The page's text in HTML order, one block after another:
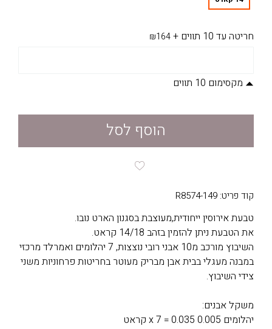
חריטה עד 10 תווים +
₪164
מקסימום 10 תווים
הוסף לסל
קוד פריט: R8574-149
טבעת אירוסין ייחודית,מעוצבת בסגנון הארט נובו.
את הטבעת ניתן להזמין בזהב 14/18 קראט.
השיבוץ מורכב מ10 אבני רובי נוצצות, 7 יהלומים ואמרלד מרכזי
במבנה מעגלי בבית אבן מבריק מעוטר בחריטות פרחוניות משני
צידי השיבוץ.
משקל אבנים:
יהלומים 0.005 x 7 = 0.035 קראט